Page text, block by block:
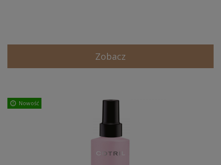
Zobacz
Nowość